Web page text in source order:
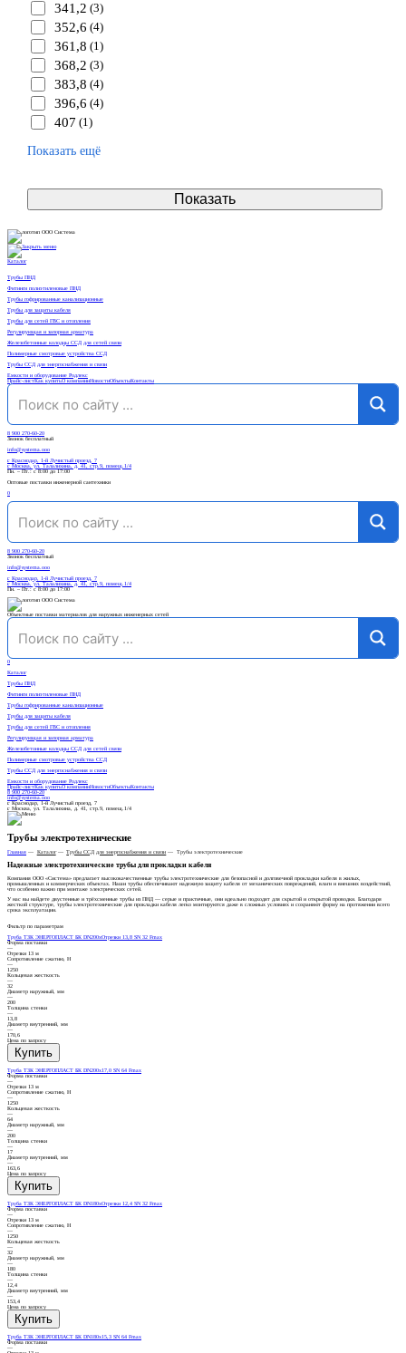
341,2 (3)
352,6 (4)
361,8 (1)
368,2 (3)
383,8 (4)
396,6 (4)
407 (1)
Показать ещё
Показать
Каталог
Трубы ПНД
Фитинги полиэтиленовые ПНД
Трубы гофрированные канализационные
Трубы для защиты кабеля
Трубы для сетей ГВС и отопления
Регулирующая и запорная арматура
Железобетонные колодцы ССД для сетей связи
Полимерные смотровые устройства ССД
Трубы ССД для энергоснабжения и связи
Емкости и оборудование Родлекс
Прайс-листКак купитьО компанииНовостиОбъектыКонтакты
8 900 270-60-20
Звонок бесплатный
info@systema.ooo
г. Краснодар, 1-й Лучистый проезд, 7
г. Москва, ул. Талалихина, д. 41, стр.9, помещ.1/4
Пн. – Пт.: с 8:00 до 17:00
Оптовые поставки инженерной сантехники
0
8 900 270-60-20
Звонок бесплатный
info@systema.ooo
г. Краснодар, 1-й Лучистый проезд, 7
г. Москва, ул. Талалихина, д. 41, стр.9, помещ.1/4
Пн. – Пт.: с 8:00 до 17:00
Объектные поставки материалов для наружных инженерных сетей
0
Каталог
Трубы ПНД
Фитинги полиэтиленовые ПНД
Трубы гофрированные канализационные
Трубы для защиты кабеля
Трубы для сетей ГВС и отопления
Регулирующая и запорная арматура
Железобетонные колодцы ССД для сетей связи
Полимерные смотровые устройства ССД
Трубы ССД для энергоснабжения и связи
Емкости и оборудование Родлекс
Прайс-листКак купитьО компанииНовостиОбъектыКонтакты
8 900 270-60-20
info@systema.ooo
г. Краснодар, 1-й Лучистый проезд, 7
г. Москва, ул. Талалихина, д. 41, стр.9, помещ.1/4
Трубы электротехнические
Главная — Каталог— Трубы ССД для энергоснабжения и связи — Трубы электротехнические
Надежные электротехнические трубы для прокладки кабеля
Компания ООО «Система» предлагает высококачественные трубы электротехнические для безопасной и долговечной прокладки кабеля в жилых,
промышленных и коммерческих объектах. Наши трубы обеспечивают надежную защиту кабеля от механических повреждений, влаги и внешних воздействий,
что особенно важно при монтаже электрических сетей.
У нас вы найдете двустенные и трёхсменные трубы из ПНД — серые и практичные, они идеально подходят для скрытой и открытой проводки. Благодаря
жесткой структуре, трубы электротехнические для прокладки кабеля легко монтируются даже в сложных условиях и сохраняют форму на протяжении всего
срока эксплуатации.
Фильтр по параметрам
Труба ТЗК ЭНЕРГОПЛАСТ БК DN200хОтрезки 13,8 SN 32 Fmax
Форма поставки
—
Отрезки 13 м
Сопротивление сжатию, Н
—
1250
Кольцевая жесткость
—
32
Диаметр наружный, мм
—
200
Толщина стенки
—
13,8
Диаметр внутренний, мм
—
170,6
Цена по запросу
Труба ТЗК ЭНЕРГОПЛАСТ БК DN200х17,0 SN 64 Fmax
Форма поставки
—
Отрезки 13 м
Сопротивление сжатию, Н
—
1250
Кольцевая жесткость
—
64
Диаметр наружный, мм
—
200
Толщина стенки
—
17
Диаметр внутренний, мм
—
163,6
Цена по запросу
Труба ТЗК ЭНЕРГОПЛАСТ БК DN180хОтрезки 12,4 SN 32 Fmax
Форма поставки
—
Отрезки 13 м
Сопротивление сжатию, Н
—
1250
Кольцевая жесткость
—
32
Диаметр наружный, мм
—
180
Толщина стенки
—
12,4
Диаметр внутренний, мм
—
153,4
Цена по запросу
Труба ТЗК ЭНЕРГОПЛАСТ БК DN180х15,3 SN 64 Fmax
Форма поставки
—